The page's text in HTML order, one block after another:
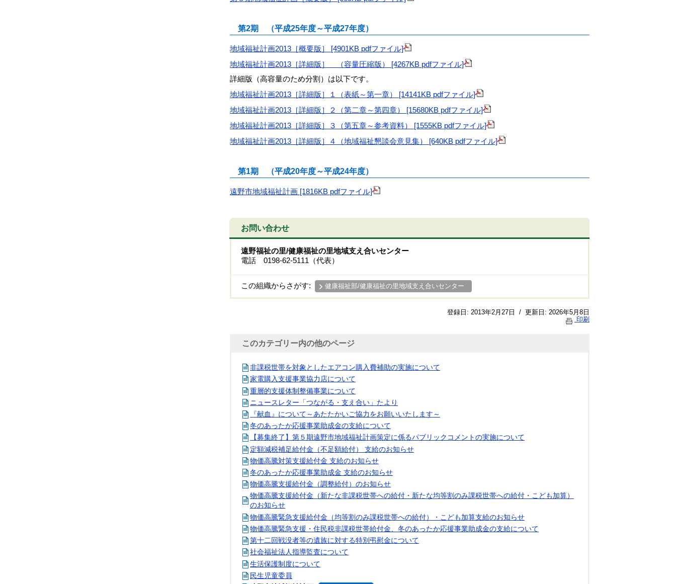
第2期 （平成25年度～平成27年度）
地域福祉計画2013［概要版］ [4901KB pdfファイル]
地域福祉計画2013［詳細版］ （容量圧縮版） [4267KB pdfファイル]
詳細版（高容量のため分割）は以下です。
地域福祉計画2013［詳細版］１（表紙～第一章） [14141KB pdfファイル]
地域福祉計画2013［詳細版］２（第二章～第四章） [15680KB pdfファイル]
地域福祉計画2013［詳細版］３（第五章～参考資料） [1555KB pdfファイル]
地域福祉計画2013［詳細版］４（地域福祉懇談会意見集） [640KB pdfファイル]
第1期 （平成20年度～平成24年度）
遠野市地域福祉計画 [1816KB pdfファイル]
お問い合わせ
遠野福祉の里/健康福祉の里地域支え合いセンター
電話 0198-62-5111（代表）
この組織からさがす: 健康福祉部/健康福祉の里地域支え合いセンター
登録日: 2013年2月27日 / 更新日: 2026年5月8日
印刷
このカテゴリー内の他のページ
非課税世帯を対象としたエアコン購入費補助の実施について
家電購入支援事業協力店について
重層的支援体制整備事業について
ニュースレター「つながる・支え合い」たより
『献血』について～あたたかいご協力をお願いいたします～
冬のあったか応援事業助成金の支給について
【募集終了】第５期遠野市地域福祉計画策定に係るパブリックコメントの実施について
定額減税補足給付金（不足額給付） 支給のお知らせ
物価高騰対策支援給付金 支給のお知らせ
冬のあったか応援事業助成金 支給のお知らせ
物価高騰支援給付金（調整給付）のお知らせ
物価高騰支援給付金（新たな非課税世帯への給付・新たな均等割のみ課税世帯への給付・こども加算）
のお知らせ
物価高騰緊急支援給付金（均等割のみ課税世帯への給付）・こども加算支給のお知らせ
物価高騰緊急支援・住民税非課税世帯給付金、冬のあったか応援事業助成金の支給について
第十二回戦没者等の遺族に対する特別弔慰金について
社会福祉法人指導監査について
生活保護制度について
民生児童委員